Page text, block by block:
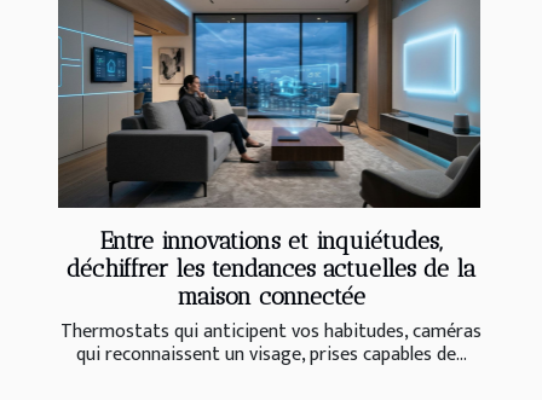
Entre innovations et inquiétudes,
déchiffrer les tendances actuelles de la
maison connectée
Thermostats qui anticipent vos habitudes, caméras
qui reconnaissent un visage, prises capables de...